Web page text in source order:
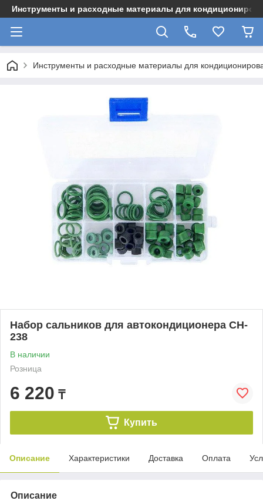
Инструменты и расходные материалы для
Инструменты и расходные материалы для
Набор сальников для автокондиционера CH-
238
В наличии
Розница
6 220 ₸
Купить
Описание Характеристики Доставка Оплата
Описание